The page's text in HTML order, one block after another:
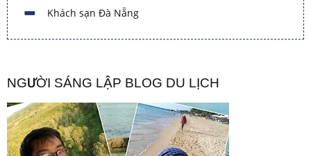
Khách sạn Đà Nẵng
NGƯỜI SÁNG LẬP BLOG DU LỊCH